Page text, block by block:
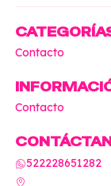
Contacto
Contacto
522228651282